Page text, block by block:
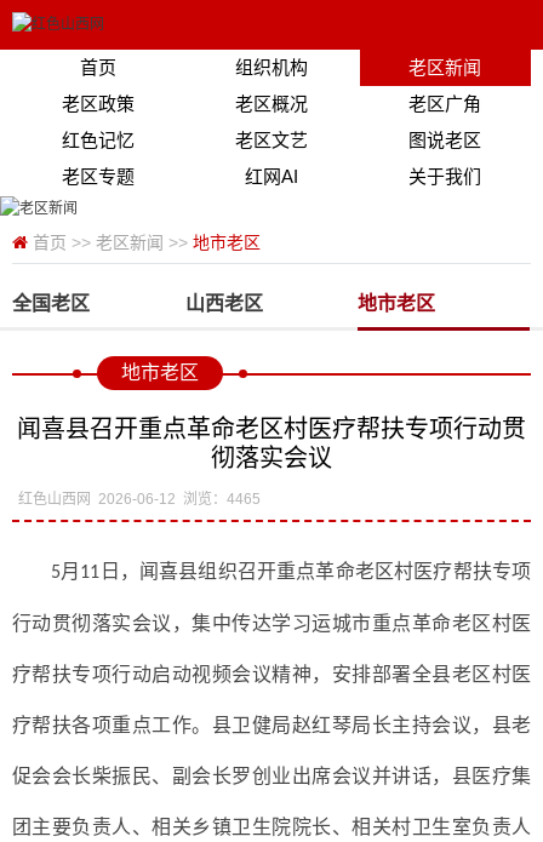
首页 组织机构
老区新闻
老区政策
老区概况
老区广角
红色记忆
老区文艺
图说老区
老区专题
红网AI 关于我们
首页 >> 老区新闻 >> 地市老区
全国老区 山西老区 地市老区
地市老区
闻喜县召开重点革命老区村医疗帮扶专项行动贯
彻落实会议
红色山西网 2026-06-12 浏览：4465
5月 11 日， 闻喜县组织召开重点革命老区村医疗帮扶专项
行动贯彻落实会议，集中传达学习运城市重点革命老区村医
疗帮扶专项行动启动视频会议精神，安排部署全县老区村医
疗帮扶各项重点工作。县卫健局赵红琴局长主持会议，县老
促会会长柴振民、副会长罗创业出席会议并讲话，县医疗集
团主要负责人、相关乡镇卫生院院长、相关村卫生室负责人